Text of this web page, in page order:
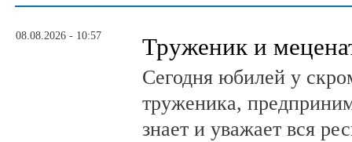
08.08.2026 - 10:57 Труженик и
Сегодня юбилей у
труженика,
знает и уважает вся